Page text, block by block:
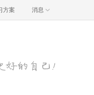
方案 消息